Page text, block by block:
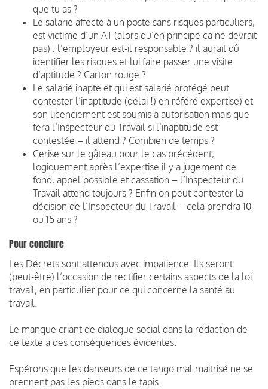
que tu as ?
Le salarié affecté à un poste sans risques particuliers,
est victime d’un AT (alors qu’en principe ça ne devrait
pas) : l’employeur est-il responsable ? il aurait dû
identifier les risques et lui faire passer une visite
d’aptitude ? Carton rouge ?
Le salarié inapte et qui est salarié protégé peut
contester l’inaptitude (délai !) en référé expertise) et
son licenciement est soumis à autorisation mais que
fera l’Inspecteur du Travail si l’inaptitude est
contestée – il attend ? Combien de temps ?
Cerise sur le gâteau pour le cas précédent,
logiquement après l’expertise il y a jugement de
fond, appel possible et cassation – l’Inspecteur du
Travail attend toujours ? Enfin on peut contester la
décision de l’Inspecteur du Travail – cela prendra 10
ou 15 ans ?
Pour conclure
Les Décrets sont attendus avec impatience. Ils seront
(peut-être) l’occasion de rectifier certains aspects de la loi
travail, en particulier pour ce qui concerne la santé au
travail.
Le manque criant de dialogue social dans la rédaction de
ce texte a des conséquences évidentes.
Espérons que les danseurs de ce tango mal maitrisé ne se
prennent pas les pieds dans le tapis.